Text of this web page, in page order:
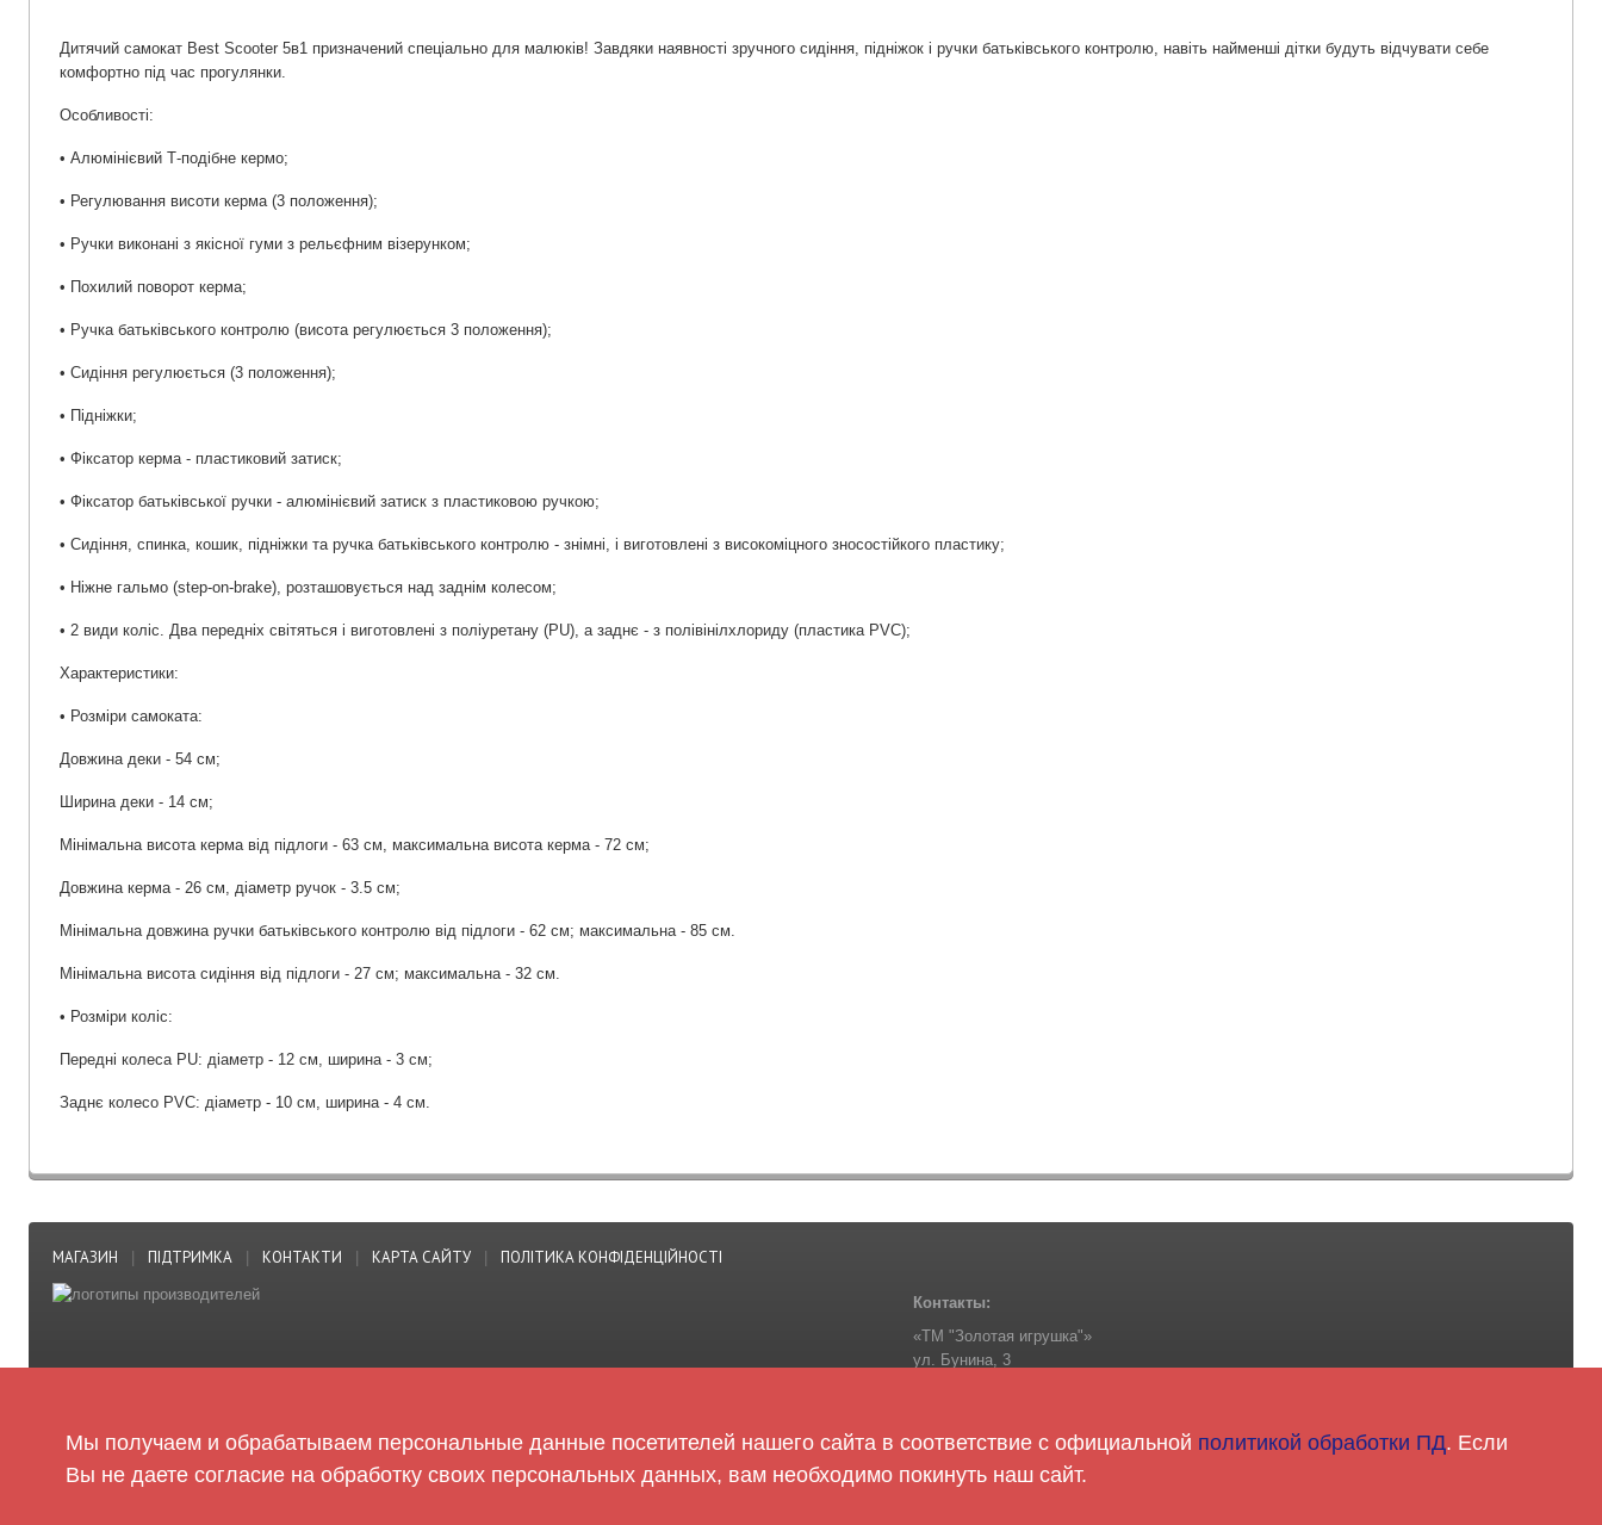
Дитячий самокат Best Scooter 5в1 призначений спеціально для малюків! Завдяки наявності зручного сидіння, підніжок і ручки батьківського контролю, навіть найменші дітки будуть відчувати себе
комфортно під час прогулянки.
Особливості:
• Алюмінієвий Т-подібне кермо;
• Регулювання висоти керма (3 положення);
• Ручки виконані з якісної гуми з рельєфним візерунком;
• Похилий поворот керма;
• Ручка батьківського контролю (висота регулюється 3 положення);
• Сидіння регулюється (3 положення);
• Підніжки;
• Фіксатор керма - пластиковий затиск;
• Фіксатор батьківської ручки - алюмінієвий затиск з пластиковою ручкою;
• Сидіння, спинка, кошик, підніжки та ручка батьківського контролю - знімні, і виготовлені з високоміцного зносостійкого пластику;
• Ніжне гальмо (step-on-brake), розташовується над заднім колесом;
• 2 види коліс. Два передніх світяться і виготовлені з поліуретану (PU), а заднє - з полівінілхлориду (пластика PVC);
Характеристики:
• Розміри самоката:
Довжина деки - 54 см;
Ширина деки - 14 см;
Мінімальна висота керма від підлоги - 63 см, максимальна висота керма - 72 см;
Довжина керма - 26 см, діаметр ручок - 3.5 см;
Мінімальна довжина ручки батьківського контролю від підлоги - 62 см; максимальна - 85 см.
Мінімальна висота сидіння від підлоги - 27 см; максимальна - 32 см.
• Розміри коліс:
Передні колеса PU: діаметр - 12 см, ширина - 3 см;
Заднє колесо PVC: діаметр - 10 см, ширина - 4 см.
МАГАЗИН ПІДТРИМКА КОНТАКТИ КАРТА САЙТУ ПОЛІТИКА КОНФІДЕНЦІЙНОСТІ
Контакты:
«ТМ "Золотая игрушка"»
ул. Бунина, 3
Телефон: +38-050-305-81-18
zolotaigrashka@goldentoy.com.ua
Мы получаем и обрабатываем персональные данные посетителей нашего сайта в соответствие с официальной политикой обработки ПД. Если
Вы не даете согласие на обработку своих персональных данных, вам необходимо покинуть наш сайт.